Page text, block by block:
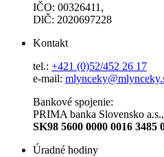
IČO: 00326411,
DlČ: 2020697228
Kontakt
tel.: +421 (0)52/452 26 17
e-mail:
Bankové spojenie:
PRIMA banka Slovensko
SK98 5600 0000 0016 3485
Úradné hodiny